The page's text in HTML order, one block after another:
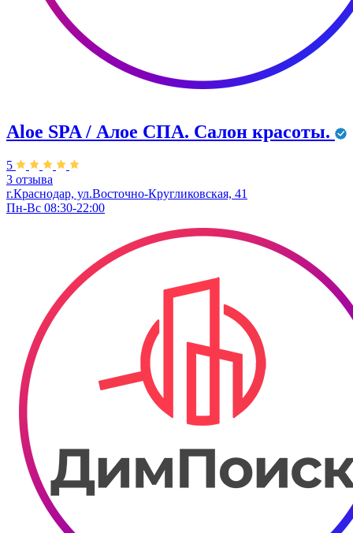
Aloe SPA / Алое СПА. Салон красоты.
5
3 отзыва
г.Краснодар, ул.Восточно-Кругликовская, 41
Пн-Вс 08:30-22:00